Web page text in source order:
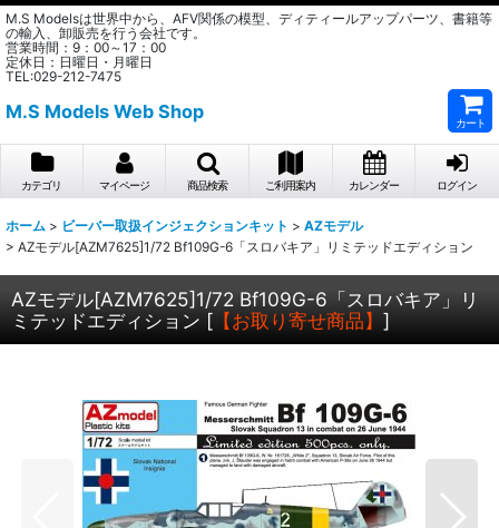
M.S Modelsは世界中から、AFV関係の模型、ディティールアップパーツ、書籍等
の輸入、卸販売を行う会社です。
営業時間：9：00～17：00
定休日：日曜日・月曜日
TEL:029-212-7475
M.S Models Web Shop
カート
カテゴリ マイページ 商品検索 ご利用案内 カレンダー ログイン
ホーム > ビーバー取扱インジェクションキット > AZモデル
> AZモデル[AZM7625]1/72 Bf109G-6「スロバキア」リミテッドエディション
AZモデル[AZM7625]1/72 Bf109G-6「スロバキア」リ
ミテッドエディション [ 【お取り寄せ商品】 ]